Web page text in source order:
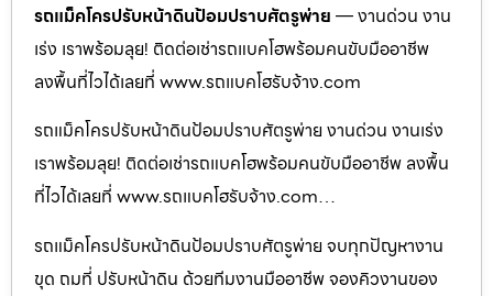
รถแม็คโครปรับหน้าดินป้อมปราบศัตรูพ่าย — งานด่วน งาน
เร่ง เราพร้อมลุย! ติดต่อเช่ารถแบคโฮพร้อมคนขับมืออาชีพ
ลงพื้นที่ไวได้เลยที่ www.รถแบคโฮรับจ้าง.com
รถแม็คโครปรับหน้าดินป้อมปราบศัตรูพ่าย งานด่วน งานเร่ง
เราพร้อมลุย! ติดต่อเช่ารถแบคโฮพร้อมคนขับมืออาชีพ ลงพื้น
ที่ไวได้เลยที่ www.รถแบคโฮรับจ้าง.com…
รถแม็คโครปรับหน้าดินป้อมปราบศัตรูพ่าย จบทุกปัญหางาน
ขุด ถมที่ ปรับหน้าดิน ด้วยทีมงานมืออาชีพ จองคิวงานของ